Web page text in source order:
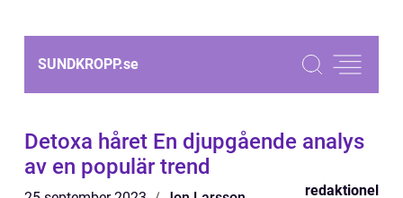
SUNDKROPP.se
Detoxa håret En djupgående analys
av en populär trend
redaktionel